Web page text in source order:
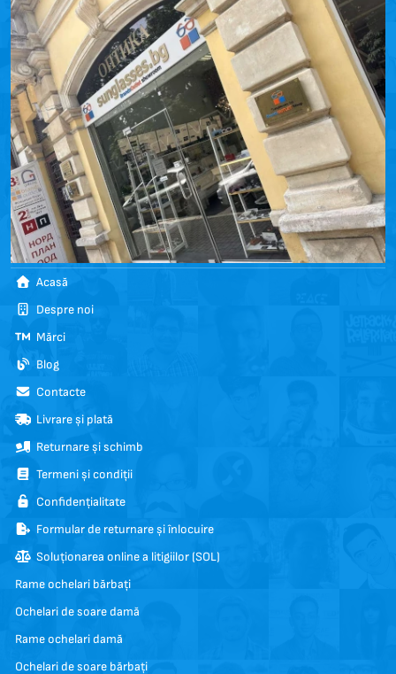
Acasă
Despre noi
Mărci
Blog
Contacte
Livrare și plată
Returnare și schimb
Termeni și condiții
Confidențialitate
Formular de returnare și înlocuire
Soluționarea online a litigiilor (SOL)
Rame ochelari bărbați
Ochelari de soare damă
Rame ochelari damă
Ochelari de soare bărbați